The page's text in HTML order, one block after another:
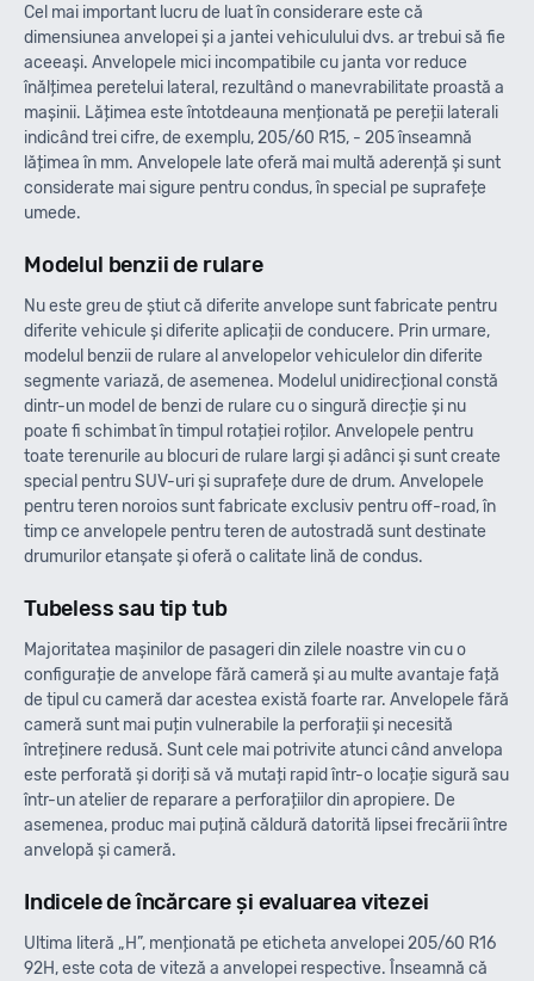
Cel mai important lucru de luat în considerare este că
dimensiunea anvelopei și a jantei vehiculului dvs. ar trebui să fie
aceeași. Anvelopele mici incompatibile cu janta vor reduce
înălțimea peretelui lateral, rezultând o manevrabilitate proastă a
mașinii. Lățimea este întotdeauna menționată pe pereții laterali
indicând trei cifre, de exemplu, 205/60 R15, - 205 înseamnă
lățimea în mm. Anvelopele late oferă mai multă aderență și sunt
considerate mai sigure pentru condus, în special pe suprafețe
umede.
Modelul benzii de rulare
Nu este greu de știut că diferite anvelope sunt fabricate pentru
diferite vehicule și diferite aplicații de conducere. Prin urmare,
modelul benzii de rulare al anvelopelor vehiculelor din diferite
segmente variază, de asemenea. Modelul unidirecțional constă
dintr-un model de benzi de rulare cu o singură direcție și nu
poate fi schimbat în timpul rotației roților. Anvelopele pentru
toate terenurile au blocuri de rulare largi și adânci și sunt create
special pentru SUV-uri și suprafețe dure de drum. Anvelopele
pentru teren noroios sunt fabricate exclusiv pentru off-road, în
timp ce anvelopele pentru teren de autostradă sunt destinate
drumurilor etanșate și oferă o calitate lină de condus.
Tubeless sau tip tub
Majoritatea mașinilor de pasageri din zilele noastre vin cu o
configurație de anvelope fără cameră și au multe avantaje față
de tipul cu cameră dar acestea există foarte rar. Anvelopele fără
cameră sunt mai puțin vulnerabile la perforații și necesită
întreținere redusă. Sunt cele mai potrivite atunci când anvelopa
este perforată și doriți să vă mutați rapid într-o locație sigură sau
într-un atelier de reparare a perforațiilor din apropiere. De
asemenea, produc mai puțină căldură datorită lipsei frecării între
anvelopă și cameră.
Indicele de încărcare și evaluarea vitezei
Ultima literă „H”, menționată pe eticheta anvelopei 205/60 R16
92H, este cota de viteză a anvelopei respective. Înseamnă că